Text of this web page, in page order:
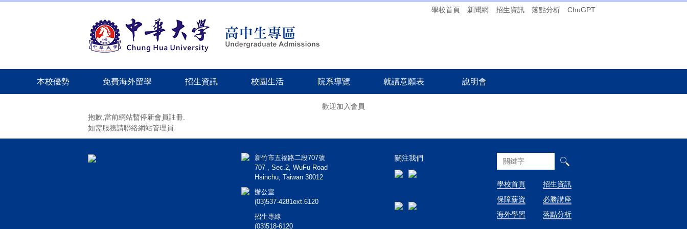
學校首頁 新聞網 招生資訊 落點分析 ChuGPT
本校優勢 免費海外留學 招生資訊 校園生活 院系導覽 就讀意願表 說明會
歡迎加入會員
抱歉,當前網站暫停新會員註冊.
如需服務請聯絡網站管理員.
新竹市五福路二段707號
707 , Sec.2, WuFu Road
Hsinchu, Taiwan 30012
辦公室
(03)537-4281ext.6120
招生專線
(03)518-6120
關注我們
學校首頁
保障薪資
海外學習
招生資訊
必勝講座
落點分析